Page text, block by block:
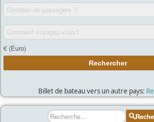
Billet de bateau vers un autre pays:
Rechercher